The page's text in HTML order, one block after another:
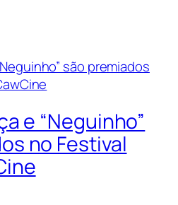
e “Neguinho”
no Festival